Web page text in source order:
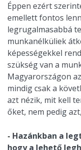
Éppen ezért
emellett fontos
legrugalmasabbá
munkanélküliek
képességekkel
szükség van a
Magyarországon
mindig csak a
azt nézik, mit kell
őket, nem pedig
- Hazánkban a
hogy a lehető